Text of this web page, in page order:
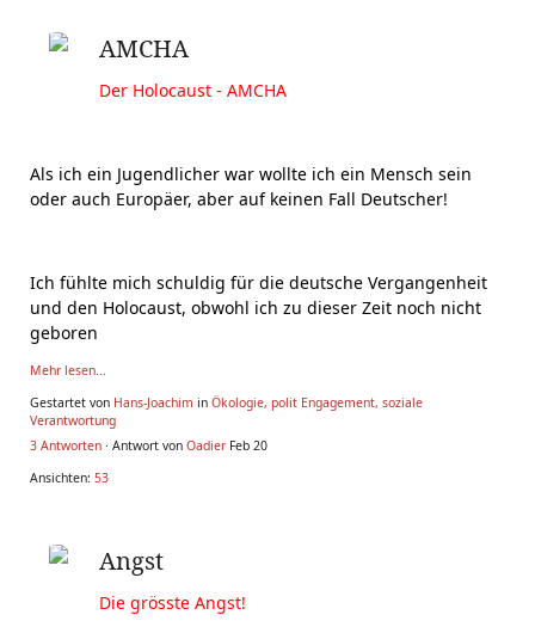
AMCHA
Der Holocaust - AMCHA
Als ich ein Jugendlicher war wollte ich ein Mensch sein
oder auch Europäer, aber auf keinen Fall Deutscher!
Ich fühlte mich schuldig für die deutsche Vergangenheit
und den Holocaust, obwohl ich zu dieser Zeit noch nicht
geboren
Mehr lesen...
Gestartet von Hans-Joachim in Ökologie, polit Engagement, soziale
Verantwortung
3 Antworten · Antwort von Oadier Feb 20
Ansichten: 53
Angst
Die grösste Angst!